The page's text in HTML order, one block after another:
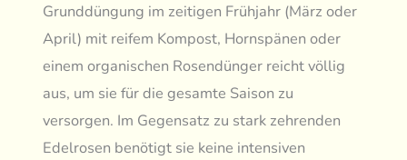
Grunddüngung im zeitigen Frühjahr (März oder
April) mit reifem Kompost, Hornspänen oder
einem organischen Rosendünger reicht völlig
aus, um sie für die gesamte Saison zu
versorgen. Im Gegensatz zu stark zehrenden
Edelrosen benötigt sie keine intensiven